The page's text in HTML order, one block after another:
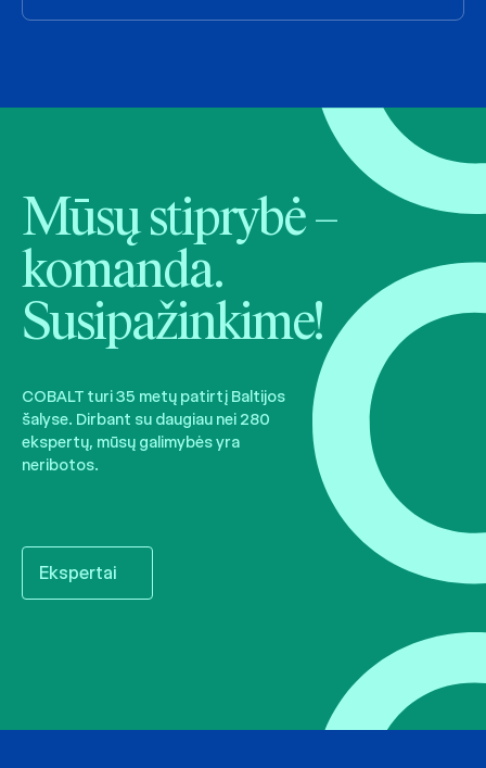
Mūsų stiprybė –
komanda.
Susipažinkime!
COBALT turi 35 metų patirtį Baltijos
šalyse. Dirbant su daugiau nei 280
ekspertų, mūsų galimybės yra
neribotos.
Ekspertai